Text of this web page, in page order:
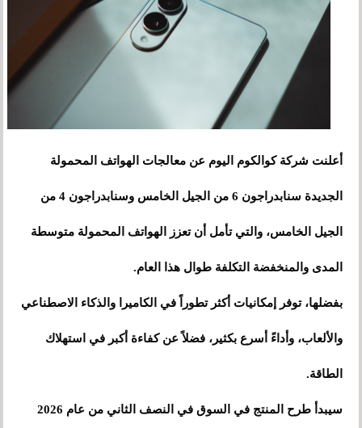
أعلنت شركة كوالكوم اليوم عن معالجات الهواتف المحمولة
الجديدة سنابدراجون 6 من الجيل الخامس وسنابدراجون 4 من
الجيل الخامس، والتي تأمل أن تعزز الهواتف المحمولة متوسطة
المدى والمنخفضة التكلفة طوال هذا العام.
بفضلها، توفر إمكانيات أكثر تطوراً في الكاميرا والذكاء الاصطناعي
والألعاب، وأداءً أسرع بكثير، فضلاً عن كفاءة أكبر في استهلاك
الطاقة.
سيبدأ طرح المنتج في السوق في النصف الثاني من عام 2026